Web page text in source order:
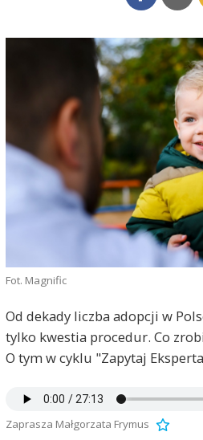
Fot. Magnific
Od dekady liczba adopcji w
tylko kwestia procedur. Co
O tym w cyklu "Zapytaj
Zaprasza Małgorzata Frymus